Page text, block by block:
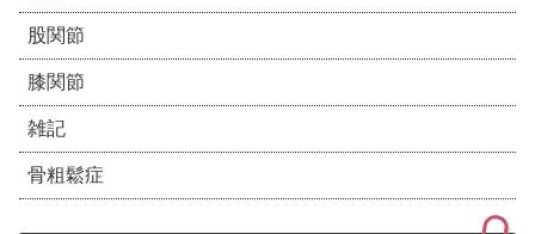
股関節
膝関節
雑記
骨粗鬆症